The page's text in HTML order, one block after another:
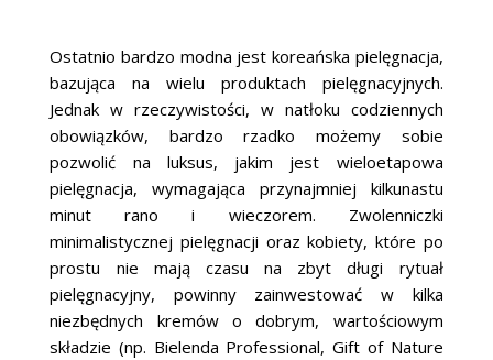
Ostatnio bardzo modna jest koreańska pielęgnacja,
bazująca na wielu produktach pielęgnacyjnych.
Jednak w rzeczywistości, w natłoku codziennych
obowiązków, bardzo rzadko możemy sobie
pozwolić na luksus, jakim jest wieloetapowa
pielęgnacja, wymagająca przynajmniej kilkunastu
minut rano i wieczorem. Zwolenniczki
minimalistycznej pielęgnacji oraz kobiety, które po
prostu nie mają czasu na zbyt długi rytuał
pielęgnacyjny, powinny zainwestować w kilka
niezbędnych kremów o dobrym, wartościowym
składzie (np. Bielenda Professional, Gift of Nature